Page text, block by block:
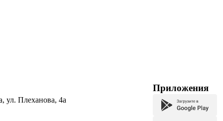
ул. Плеханова, 4а
Приложения